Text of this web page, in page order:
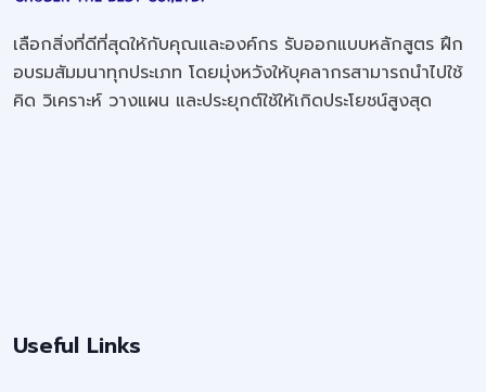
เลือกสิ่งที่ดีที่สุดให้กับคุณและองค์กร รับออกแบบหลักสูตร ฝึก
อบรมสัมมนาทุกประเภท โดยมุ่งหวังให้บุคลากรสามารถนำไปใช้
คิด วิเคราะห์ วางแผน และประยุกต์ใช้ให้เกิดประโยชน์สูงสุด
Useful Links